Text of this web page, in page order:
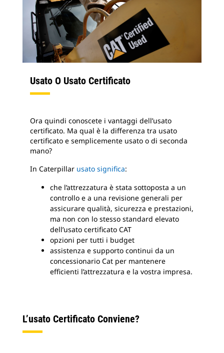
Usato O Usato Certificato
Ora quindi conoscete i vantaggi dell’usato
certificato. Ma qual è la differenza tra usato
certificato e semplicemente usato o di seconda
mano?
In Caterpillar usato significa:
che l’attrezzatura è stata sottoposta a un
controllo e a una revisione generali per
assicurare qualità, sicurezza e prestazioni,
ma non con lo stesso standard elevato
dell’usato certificato CAT
opzioni per tutti i budget
assistenza e supporto continui da un
concessionario Cat per mantenere
efficienti l’attrezzatura e la vostra impresa.
L’usato Certificato Conviene?